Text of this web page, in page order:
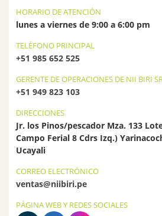
HORARIO DE ATENCIÓN
lunes a viernes de 9:00 a 6:00 pm
TELÉFONO PRINCIPAL
+51 985 652 525
GERENTE DE OPERACIONES DE NII BIRI
+51 949 823 103
DIRECCIONES
Jr. los Pinos/pescador Mza. 133
Campo Ferial 8 Cdrs Izq.)
Ucayali
CORREO ELECTRÓNICO
ventas@niibiri.pe
PÁGINA WEB Y REDES SOCIALES